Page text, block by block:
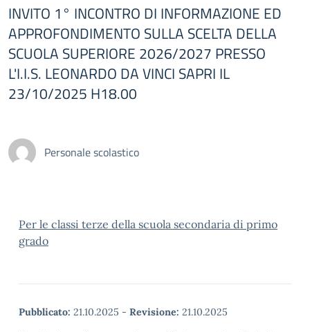
INVITO 1° INCONTRO DI INFORMAZIONE ED
APPROFONDIMENTO SULLA SCELTA DELLA
SCUOLA SUPERIORE 2026/2027 PRESSO
L'I.I.S. LEONARDO DA VINCI SAPRI IL
23/10/2025 H18.00
Personale scolastico
Per le classi terze della scuola secondaria di primo
grado
Pubblicato: 21.10.2025 - Revisione: 21.10.2025